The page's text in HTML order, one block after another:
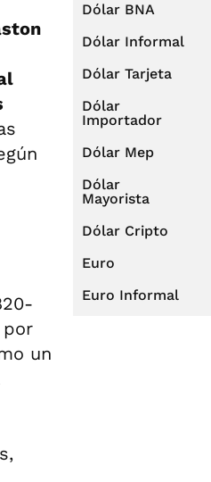
por
un
Dólar BNA
Dólar Informal
Dólar Tarjeta
Dólar
Importador
Dólar Mep
Dólar
Mayorista
Dólar Cripto
Euro
Euro Informal